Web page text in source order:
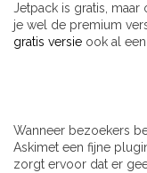
Jetpack is gratis,
je wel de premium
gratis versie ook al
Wanneer bezoekers
Askimet een fijne
zorgt ervoor dat er